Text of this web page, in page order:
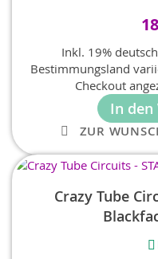
everything from your
Inkl. 19%
Bestimmungsland
Checkout
In den
ZUR
Crazy Tube